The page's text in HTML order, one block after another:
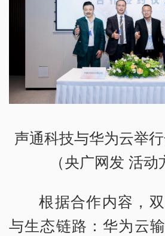
声通科技与华为云举
（央广网发 活动
根据合作内容，
与生态链路：华为云